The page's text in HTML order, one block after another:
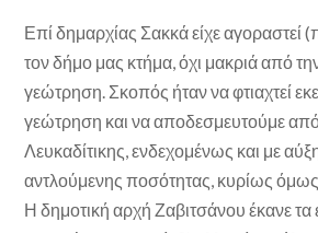
Επί δημαρχίας Σακκά είχε
τον δήμο μας κτήμα, όχι μακριά από
γεώτρηση. Σκοπός ήταν να φτιαχτεί
γεώτρηση και να αποδεσμευτούμε
Λευκαδίτικης, ενδεχομένως και με
αντλούμενης ποσότητας, κυρίως όμως
Η δημοτική αρχή Ζαβιτσάνου έκανε τα